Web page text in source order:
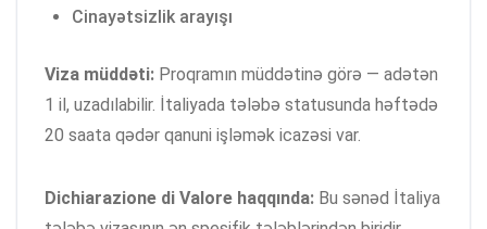
Cinayətsizlik arayışı
Viza müddəti: Proqramın müddətinə görə — adətən
1 il, uzadılabilir. İtaliyada tələbə statusunda həftədə
20 saata qədər qanuni işləmək icazəsi var.
Dichiarazione di Valore haqqında: Bu sənəd İtaliya